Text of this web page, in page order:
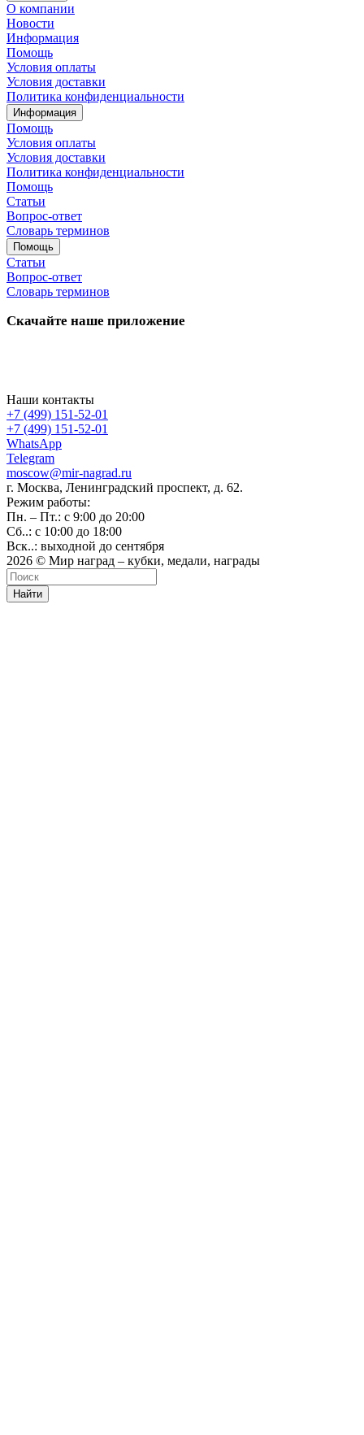
О компании
Новости
Информация
Помощь
Условия оплаты
Условия доставки
Политика конфиденциальности
Информация
Помощь
Условия оплаты
Условия доставки
Политика конфиденциальности
Помощь
Статьи
Вопрос-ответ
Словарь терминов
Помощь
Статьи
Вопрос-ответ
Словарь терминов
Скачайте наше приложение
Наши контакты
+7 (499) 151-52-01
+7 (499) 151-52-01
WhatsApp
Telegram
moscow@mir-nagrad.ru
г. Москва, Ленинградский проспект, д. 62.
Режим работы:
Пн. – Пт.: с 9:00 до 20:00
Сб..: с 10:00 до 18:00
Вск..: выходной до сентября
2026 © Мир наград – кубки, медали, награды
Найти